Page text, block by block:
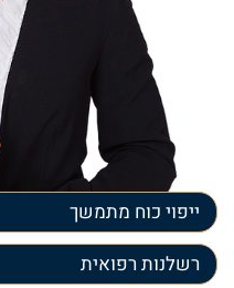
ייפוי כוח מתמשך
רשלנות רפואית